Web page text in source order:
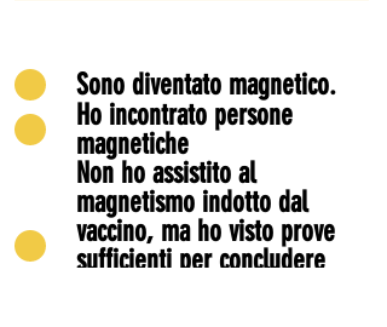
Sono diventato magnetico.
Ho incontrato persone
magnetiche
Non ho assistito al
magnetismo indotto dal
vaccino, ma ho visto prove
sufficienti per concludere